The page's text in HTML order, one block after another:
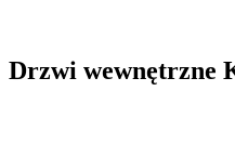
Drzwi wewnętrzne